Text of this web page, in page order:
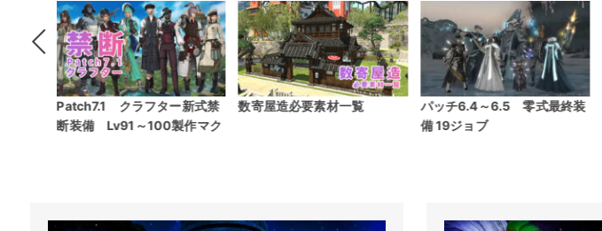
Patch7.1 クラフター新式禁
断装備 Lv91～100製作マク
数寄屋造必要素材一覧
パッチ6.4～6.5 零式最終装
備 19ジョブ